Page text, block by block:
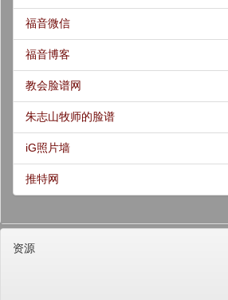
福音微信
福音博客
教会脸谱网
朱志山牧师的脸谱
iG照片墙
推特网
资源